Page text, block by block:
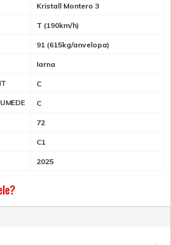
Kristall Montero 3
T (190km/h)
91 (615kg/anvelopa)
Iarna
C
C
72
C1
2025